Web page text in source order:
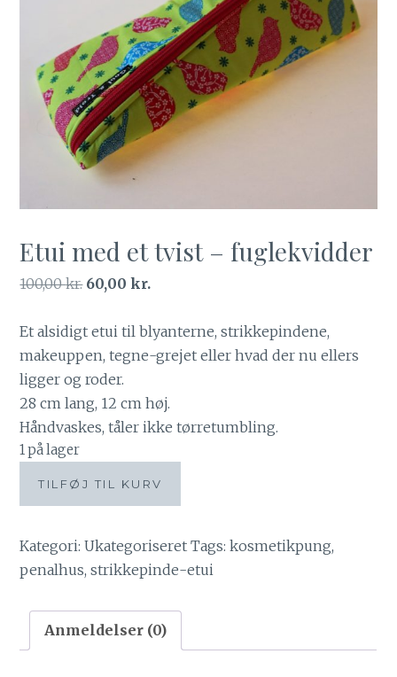
Etui med et tvist – fuglekvidder
100,00kr. Den
pris
var:
100,00 kr..
60,00kr.
pris
er:
Et alsidigt etui til blyanterne, strikkepindene,
makeuppen, tegne-grejet eller hvad der nu ellers
ligger og roder.
28 cm lang, 12 cm høj.
Håndvaskes, tåler ikke tørretumbling.
1 på lager
tvist
-
antal
TILFØJ TIL KURV
Kategori:Ukategoriseret Tags:kosmetikpung,
penalhus,strikkepinde-etui
Anmeldelser (0)